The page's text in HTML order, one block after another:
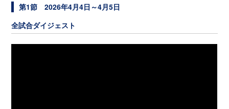
第1節 2026年4月4日～4月5日
全試合ダイジェスト